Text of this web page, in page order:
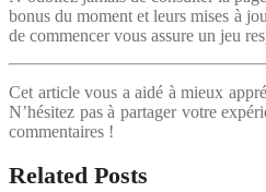
bonus du moment et leurs mises à
de commencer vous assure un jeu
Cet article vous a aidé à mieux
N’hésitez pas à partager votre
commentaires !
Related Posts